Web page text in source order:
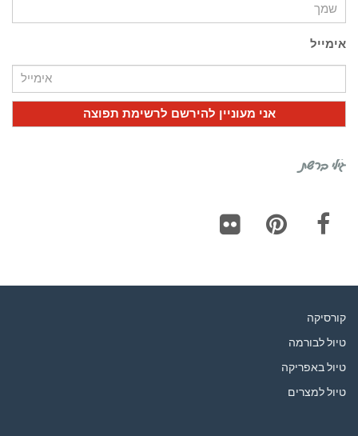
אימייל
גילי ברשת
קורסיקה
טיול לבורמה
טיול באפריקה
טיול למצרים